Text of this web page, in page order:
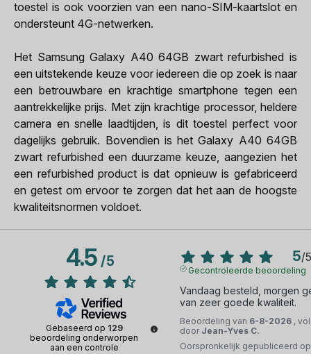
toestel is ook voorzien van een nano-SIM-kaartslot en
ondersteunt 4G-netwerken.
Het Samsung Galaxy A40 64GB zwart refurbished is
een uitstekende keuze voor iedereen die op zoek is naar
een betrouwbare en krachtige smartphone tegen een
aantrekkelijke prijs. Met zijn krachtige processor, heldere
camera en snelle laadtijden, is dit toestel perfect voor
dagelijks gebruik. Bovendien is het Galaxy A40 64GB
zwart refurbished een duurzame keuze, aangezien het
een refurbished product is dat opnieuw is gefabriceerd
en getest om ervoor te zorgen dat het aan de hoogste
kwaliteitsnormen voldoet.
4.5/5
Gebaseerd op 129
beoordeling onderworpen
aan een controle
5/5
Gecontroleerde beoordeling
Vandaag besteld, morgen
van zeer goede kwaliteit.
Beoordeling van 6-8-2026 ,
door Jean-Yves C.
Oorspronkelijk gepubliceerd